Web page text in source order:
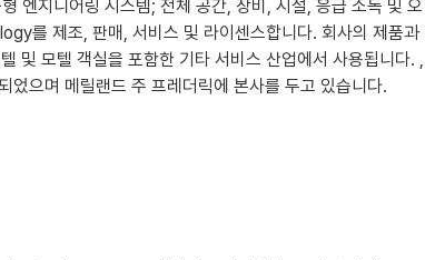
지니어링 시스템; 전체 공간, 장비, 시설, 응급 소독 및 오
제조, 판매, 서비스 및 라이센스합니다. 회사의 제품과
및 모텔 객실을 포함한 기타 서비스 산업에서 사용됩니다. ,
으며 메릴랜드 주 프레더릭에 본사를 두고 있습니다.